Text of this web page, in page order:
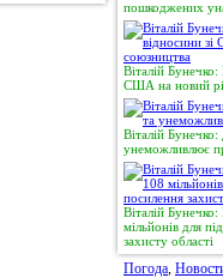
пошкоджених
Віталій
США на новий
Віталій
унеможливлює
Віталій
мільйонів для
захисту області
Погода,